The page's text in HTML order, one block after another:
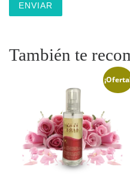
También te